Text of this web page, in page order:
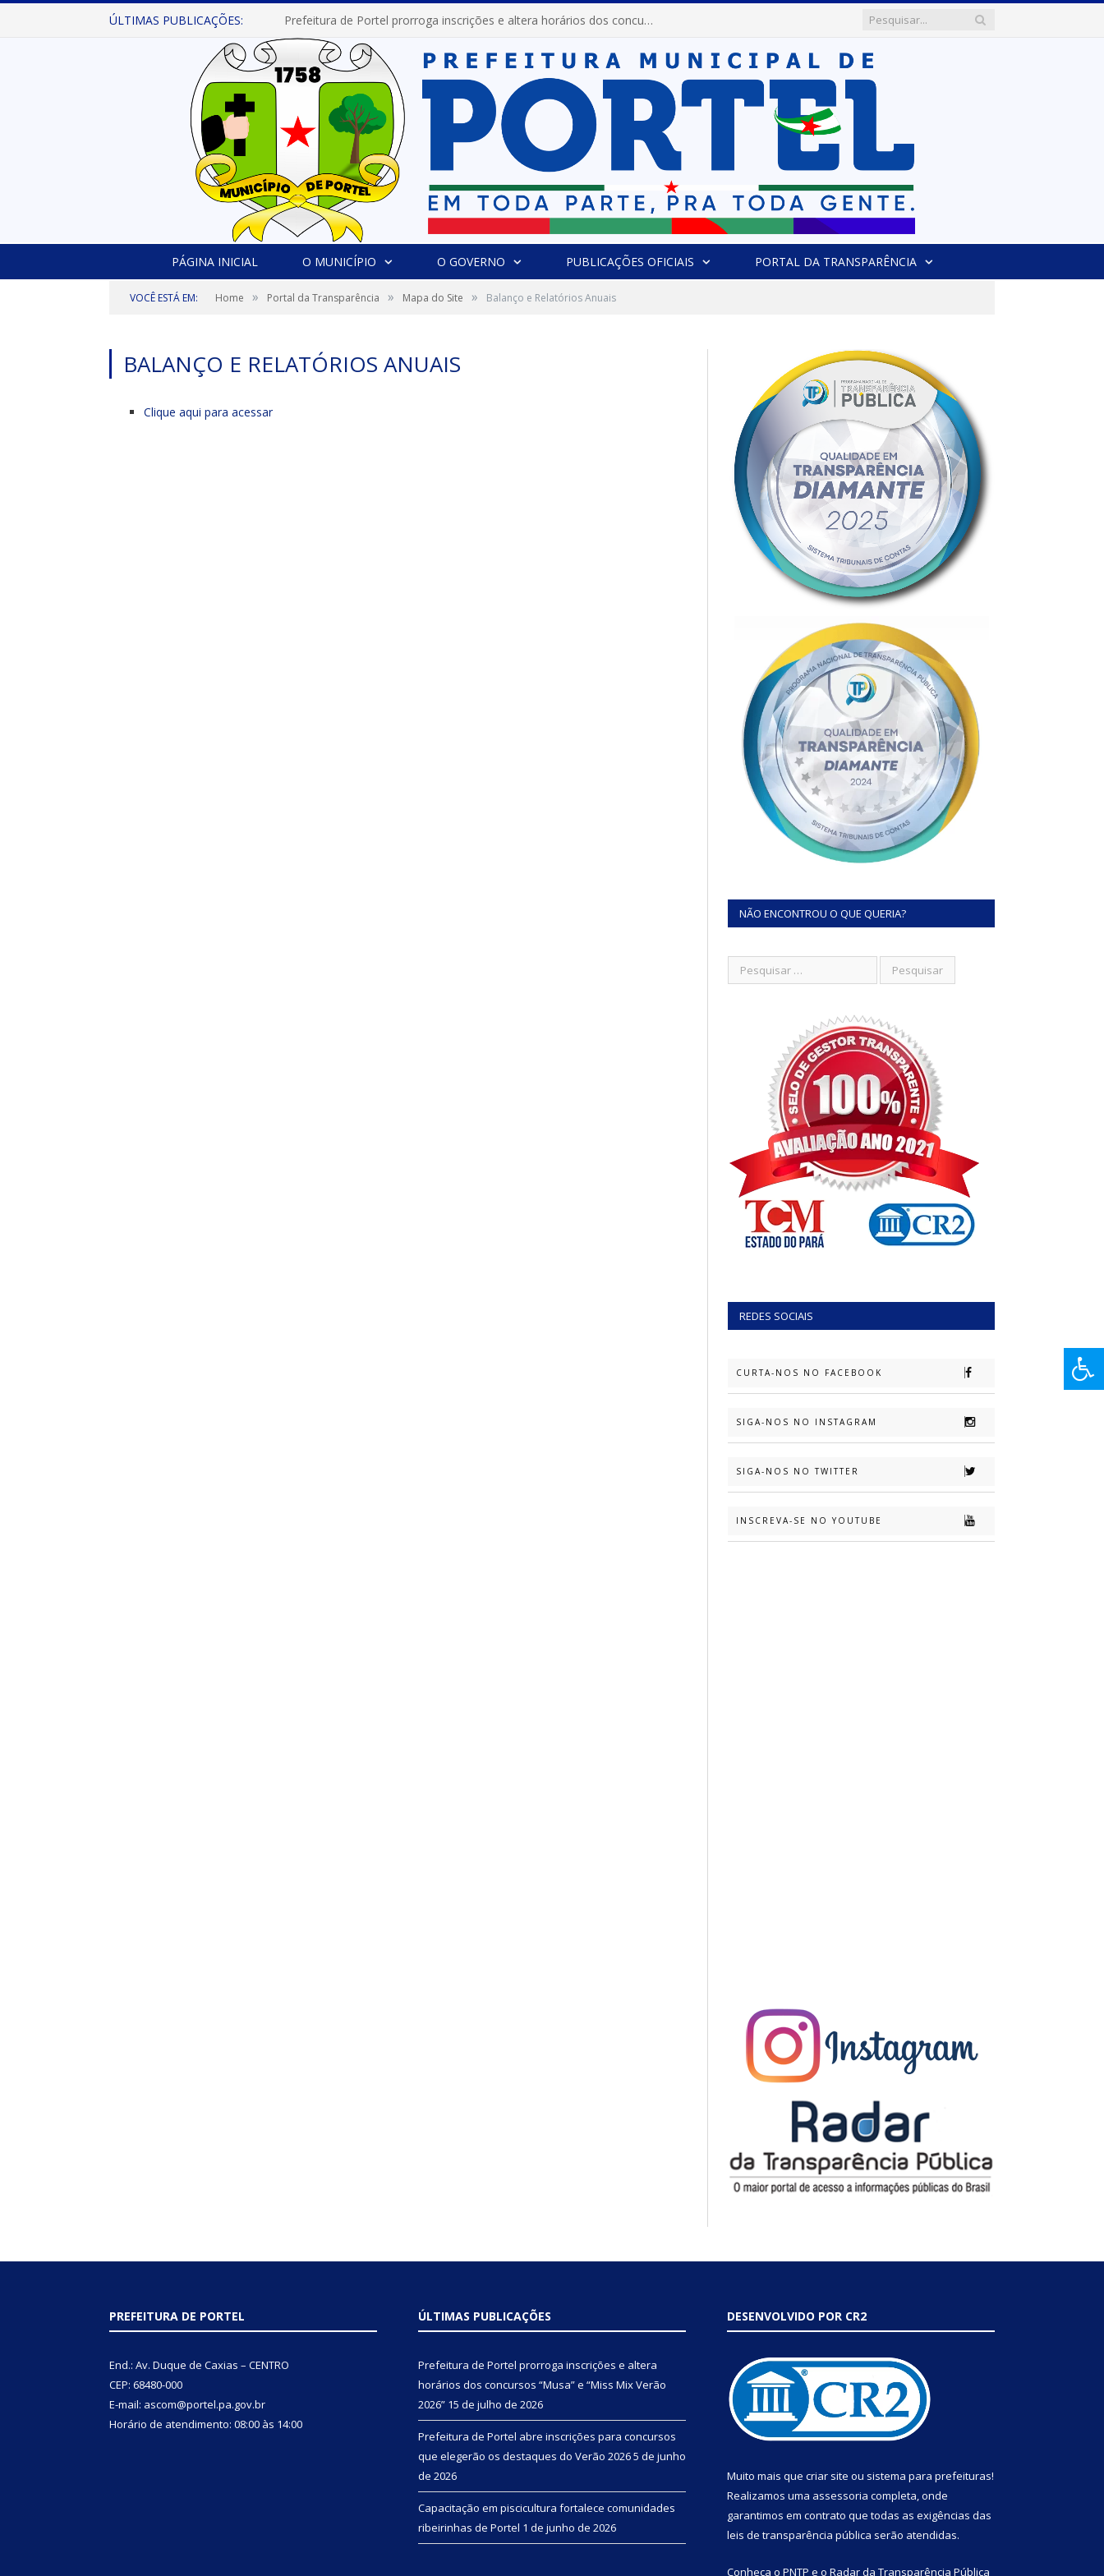
ÚLTIMAS PUBLICAÇÕES: Prefeitura de Portel prorroga inscrições e altera horários dos concursos “Musa” e “Miss Mix Verão 2026”
PÁGINA INICIAL O MUNICÍPIO O GOVERNO PUBLICAÇÕES OFICIAIS PORTAL DA TRANSPARÊNCIA
VOCÊ ESTÁ EM: Home » Portal da Transparência » Mapa do Site » Balanço e Relatórios Anuais
BALANÇO E RELATÓRIOS ANUAIS
Clique aqui para acessar
NÃO ENCONTROU O QUE QUERIA?
REDES SOCIAIS
CURTA-NOS NO FACEBOOK
SIGA-NOS NO INSTAGRAM
SIGA-NOS NO TWITTER
INSCREVA-SE NO YOUTUBE
PREFEITURA DE PORTEL
End.: Av. Duque de Caxias – CENTRO
CEP: 68480-000
E-mail: ascom@portel.pa.gov.br
Horário de atendimento: 08:00 às 14:00
ÚLTIMAS PUBLICAÇÕES
Prefeitura de Portel prorroga inscrições e altera
horários dos concursos “Musa” e “Miss Mix Verão
2026” 15 de julho de 2026
Prefeitura de Portel abre inscrições para concursos
que elegerão os destaques do Verão 20265 de junho
de 2026
Capacitação em piscicultura fortalece comunidades
ribeirinhas de Portel 1 de junho de 2026
DESENVOLVIDO POR CR2
Muito mais que criar site ou sistema para prefeituras!
Realizamos uma assessoria completa, onde
garantimos em contrato que todas as exigências das
leis de transparência pública serão atendidas.
Conheça o PNTP e o Radar da Transparência Pública